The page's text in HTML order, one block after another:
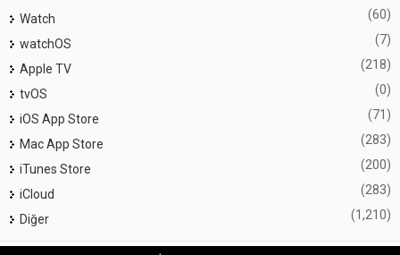
Watch (60)
watchOS (7)
Apple TV (218)
tvOS (0)
iOS App Store (71)
Mac App Store (283)
iTunes Store (200)
iCloud (283)
Diğer (1,210)